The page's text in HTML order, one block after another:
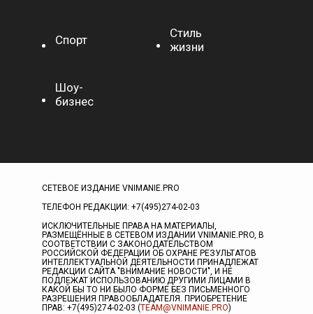
Спорт
Стиль
жизни
Шоу-
бизнес
СЕТЕВОЕ ИЗДАНИЕ VNIMANIE.PRO
ТЕЛЕФОН РЕДАКЦИИ: +7(495)274-02-03
ИСКЛЮЧИТЕЛЬНЫЕ ПРАВА НА МАТЕРИАЛЫ,
РАЗМЕЩЁННЫЕ В СЕТЕВОМ ИЗДАНИИ VNIMANIE.PRO, В
СООТВЕТСТВИИ С ЗАКОНОДАТЕЛЬСТВОМ
РОССИЙСКОЙ ФЕДЕРАЦИИ ОБ ОХРАНЕ РЕЗУЛЬТАТОВ
ИНТЕЛЛЕКТУАЛЬНОЙ ДЕЯТЕЛЬНОСТИ ПРИНАДЛЕЖАТ
РЕДАКЦИИ САЙТА "ВНИМАНИЕ НОВОСТИ", И НЕ
ПОДЛЕЖАТ ИСПОЛЬЗОВАНИЮ ДРУГИМИ ЛИЦАМИ В
КАКОЙ БЫ ТО НИ БЫЛО ФОРМЕ БЕЗ ПИСЬМЕННОГО
РАЗРЕШЕНИЯ ПРАВООБЛАДАТЕЛЯ. ПРИОБРЕТЕНИЕ
ПРАВ: +7(495)274-02-03 (TEAM@VNIMANIE.PRO)